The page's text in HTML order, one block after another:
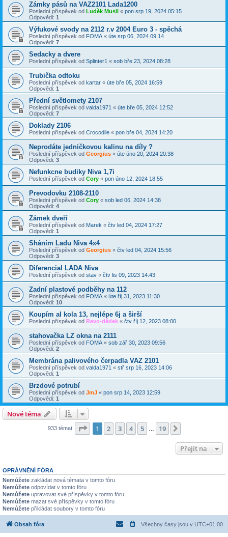
Zámky pásů na VAZ2101 Lada1200
Poslední příspěvek od Luděk Musil « pon srp 19, 2024 05:15
Odpovědi: 1
Výfukové svody na 2112 r.v 2004 Euro 3 - spěchá
Poslední příspěvek od FOMA « úte srp 06, 2024 09:14
Odpovědi: 7
Sedacky a dvere
Poslední příspěvek od Splinter1 « sob bře 23, 2024 08:28
Trubička odtoku
Poslední příspěvek od kartar « úte bře 05, 2024 16:59
Odpovědi: 1
Přední světlomety 2107
Poslední příspěvek od valda1971 « úte bře 05, 2024 12:52
Odpovědi: 7
Doklady 2106
Poslední příspěvek od Crocodile « pon bře 04, 2024 14:20
Neprodáte jedničkovou kalinu na díly ?
Poslední příspěvek od Georgius « úte úno 20, 2024 20:38
Odpovědi: 3
Nefunkcne budiky Niva 1,7i
Poslední příspěvek od Cory « pon úno 12, 2024 18:55
Prevodovku 2108-2110
Poslední příspěvek od Cory « sob led 06, 2024 14:38
Odpovědi: 4
Zámek dveří
Poslední příspěvek od Marek « čtv led 04, 2024 17:27
Odpovědi: 1
Sháním Ladu Niva 4x4
Poslední příspěvek od Georgius « čtv led 04, 2024 15:56
Odpovědi: 3
Diferencial LADA Niva
Poslední příspěvek od stav « čtv lis 09, 2023 14:43
Zadní plastové podběhy na 112
Poslední příspěvek od FOMA « úte říj 31, 2023 11:30
Odpovědi: 10
Koupím al kola 13, nejlépe 6j a širší
Poslední příspěvek od Ravo-dědek « čtv říj 12, 2023 08:00
stahovačka LZ okna na 2111
Poslední příspěvek od FOMA « sob zář 30, 2023 09:56
Odpovědi: 2
Membrána palivového čerpadla VAZ 2101
Poslední příspěvek od valda1971 « stř srp 16, 2023 14:06
Odpovědi: 1
Brzdové potrubí
Poslední příspěvek od JmJ « pon srp 14, 2023 12:59
Odpovědi: 1
Nové téma
933 témat Stránka z 19
1 2 3 4 5 19
Přejít na
OPRÁVNĚNÍ FÓRA
Nemůžete zakládat nová témata v tomto fóru
Nemůžete odpovídat v tomto fóru
Nemůžete upravovat své příspěvky v tomto fóru
Nemůžete mazat své příspěvky v tomto fóru
Nemůžete přikládat soubory v tomto fóru
Obsah fóra Všechny časy jsou v UTC+01:00